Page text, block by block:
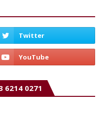
6214 0271